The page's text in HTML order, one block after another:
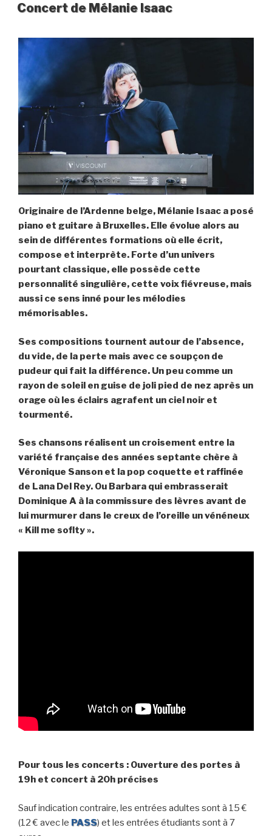
Concert de Mélanie Isaac
Originaire de l’Ardenne belge, Mélanie Isaac a posé
piano et guitare à Bruxelles. Elle évolue alors au
sein de différentes formations où elle écrit,
compose et interprète. Forte d’un univers
pourtant classique, elle possède cette
personnalité singulière, cette voix fiévreuse, mais
aussi ce sens inné pour les mélodies
mémorisables.
Ses compositions tournent autour de l’absence,
du vide, de la perte mais avec ce soupçon de
pudeur qui fait la différence. Un peu comme un
rayon de soleil en guise de joli pied de nez après un
orage où les éclairs agrafent un ciel noir et
tourmenté.
Ses chansons réalisent un croisement entre la
variété française des années septante chère à
Véronique Sanson et la pop coquette et raffinée
de Lana Del Rey. Ou Barbara qui embrasserait
Dominique A à la commissure des lèvres avant de
lui murmurer dans le creux de l’oreille un vénéneux
« Kill me soflty ».
Pour tous les concerts : Ouverture des portes à
19h et concert à 20h précises
Sauf indication contraire, les entrées adultes sont à 15 €
(12 € avec le PASS) et les entrées étudiants sont à 7